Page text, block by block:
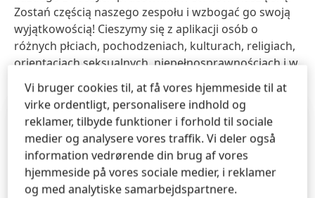
Zostań częścią naszego zespołu i wzbogać go swoją
wyjątkowością! Cieszymy się z aplikacji osób o
różnych płciach, pochodzeniach, kulturach, religiach,
orientacjach seksualnych, niepełnosprawnościach i w
różnym wieku.
Vi bruger cookies til, at få vores hjemmeside til at
virke ordentligt, personalisere indhold og
reklamer, tilbyde funktioner i forhold til sociale
medier og analysere vores traffik. Vi deler også
information vedrørende din brug af vores
hjemmeside på vores sociale medier, i reklamer
og med analytiske samarbejdspartnere.